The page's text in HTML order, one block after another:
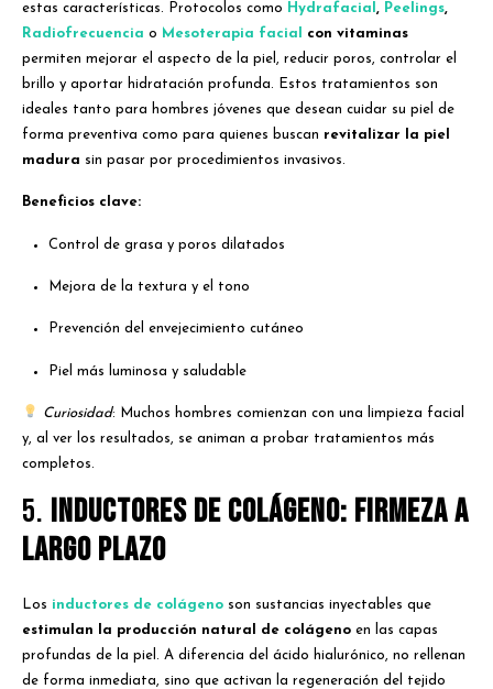
estas características. Protocolos como Hydrafacial , Peelings,
Radiofrecuencia o Mesoterapia facial
con vitaminas
permiten mejorar el aspecto de la piel, reducir poros, controlar el
brillo y aportar hidratación profunda. Estos tratamientos son
ideales tanto para hombres jóvenes que desean cuidar su piel de
forma preventiva como para quienes buscan revitalizar la piel
madura sin pasar por procedimientos invasivos.
Beneficios clave:
Control de grasa y poros dilatados
Mejora de la textura y el tono
Prevención del envejecimiento cutáneo
Piel más luminosa y saludable
Curiosidad: Muchos hombres comienzan con una limpieza facial
y, al ver los resultados, se animan a probar tratamientos más
completos.
5. Inductores de colágeno: firmeza a
largo plazo
Los inductores de colágeno son sustancias inyectables que
estimulan la producción natural de colágeno en las capas
profundas de la piel. A diferencia del ácido hialurónico, no rellenan
de forma inmediata, sino que activan la regeneración del tejido